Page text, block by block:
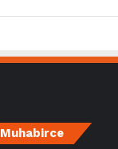
Muhabirce